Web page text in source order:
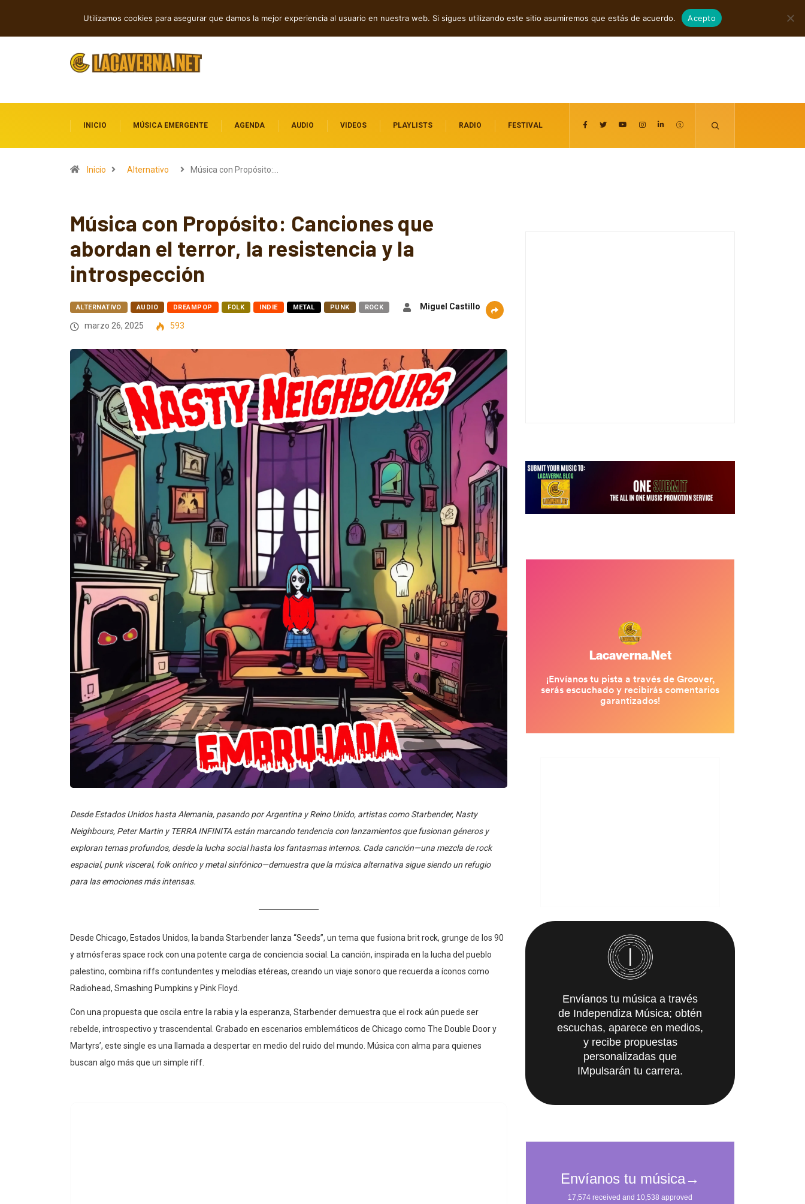
agosto 7, 2026
INICIO MÚSICA EMERGENTE AGENDA AUDIO VIDEOS PLAYLISTS RADIO FESTIVAL
Inicio Alternativo Música con Propósito:…
Música con Propósito: Canciones que
abordan el terror, la resistencia y la
introspección
ALTERNATIVO AUDIO DREAMPOP FOLK INDIE METAL PUNK ROCK
Miguel Castillo
marzo 26, 2025
593
Desde Estados Unidos hasta Alemania, pasando por Argentina y Reino Unido, artistas como Starbender, Nasty
Neighbours, Peter Martin y TERRA INFINITA están marcando tendencia con lanzamientos que fusionan géneros y
exploran temas profundos, desde la lucha social hasta los fantasmas internos. Cada canción—una mezcla de rock
espacial, punk visceral, folk onírico y metal sinfónico—demuestra que la música alternativa sigue siendo un refugio
para las emociones más intensas.
Desde Chicago, Estados Unidos, la banda Starbender lanza “Seeds”, un tema que fusiona brit rock, grunge de los 90
y atmósferas space rock con una potente carga de conciencia social. La canción, inspirada en la lucha del pueblo
palestino, combina riffs contundentes y melodías etéreas, creando un viaje sonoro que recuerda a íconos como
Radiohead, Smashing Pumpkins y Pink Floyd.
Con una propuesta que oscila entre la rabia y la esperanza, Starbender demuestra que el rock aún puede ser
rebelde, introspectivo y trascendental. Grabado en escenarios emblemáticos de Chicago como The Double Door y
Martyrs’, este single es una llamada a despertar en medio del ruido del mundo. Música con alma para quienes
buscan algo más que un simple riff.
Envíanos tu música a través
de Independiza Música; obtén
escuchas, aparece en medios,
y recibe propuestas
personalizadas que
IMpulsarán tu carrera.
Utilizamos cookies para asegurar que damos la mejor experiencia al usuario en nuestra web. Si sigues utilizando este sitio asumiremos que estás de acuerdo. Acepto